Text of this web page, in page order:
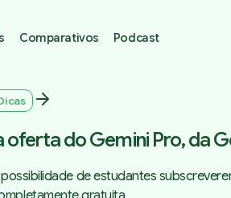
Comparativos Podcast
oferta do Gemini Pro, da
de estudantes